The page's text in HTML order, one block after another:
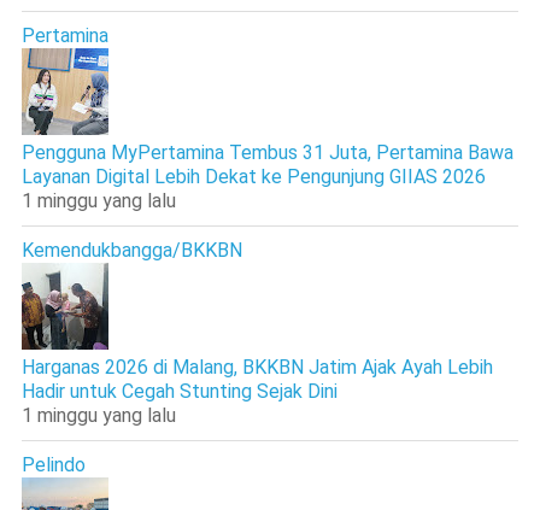
Pertamina
Pengguna MyPertamina Tembus 31 Juta, Pertamina Bawa
Layanan Digital Lebih Dekat ke Pengunjung GIIAS 2026
1 minggu yang lalu
Kemendukbangga/BKKBN
Harganas 2026 di Malang, BKKBN Jatim Ajak Ayah Lebih
Hadir untuk Cegah Stunting Sejak Dini
1 minggu yang lalu
Pelindo